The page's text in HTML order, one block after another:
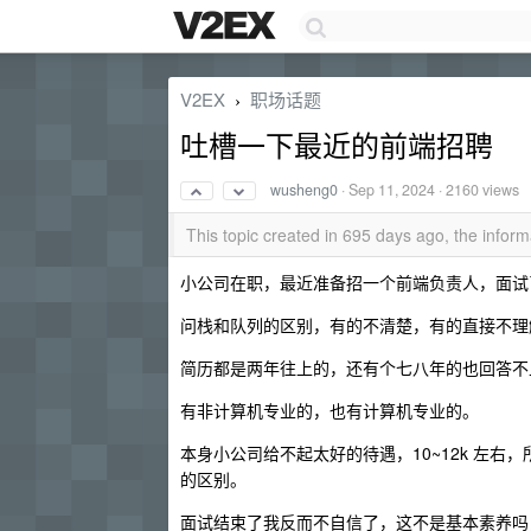
V2EX › 职场话题
吐槽一下最近的前端招聘
wusheng0 ·Sep 11, 2024 · 2160 views
This topic created in 695 days ago, the
小公司在职，最近准备招一个前端负责人，面
问栈和队列的区别，有的不清楚，有的直接不
简历都是两年往上的，还有个七八年的也回答
有非计算机专业的，也有计算机专业的。
本身小公司给不起太好的待遇，10~12k 左右
的区别。
面试结束了我反而不自信了，这不是基本素养